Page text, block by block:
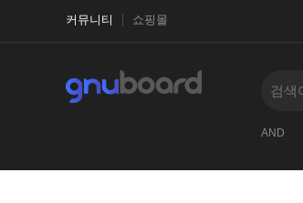
커뮤니티 쇼핑몰
AND